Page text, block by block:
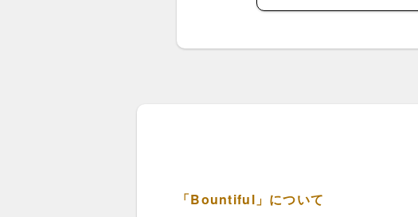
「Bountiful」について